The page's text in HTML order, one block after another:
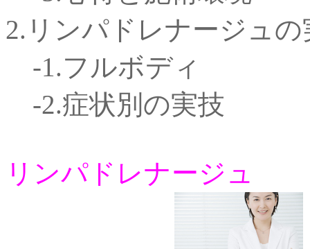
2.リンパドレナージュの
-1.フルボディ
-2.症状別の実技
リンパドレナージュ